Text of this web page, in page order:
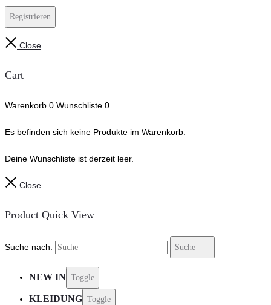
Registrieren
Close
Cart
Warenkorb 0 Wunschliste 0
Es befinden sich keine Produkte im Warenkorb.
Deine Wunschliste ist derzeit leer.
Close
Product Quick View
Suche nach: Suche
NEW IN Toggle
KLEIDUNG Toggle